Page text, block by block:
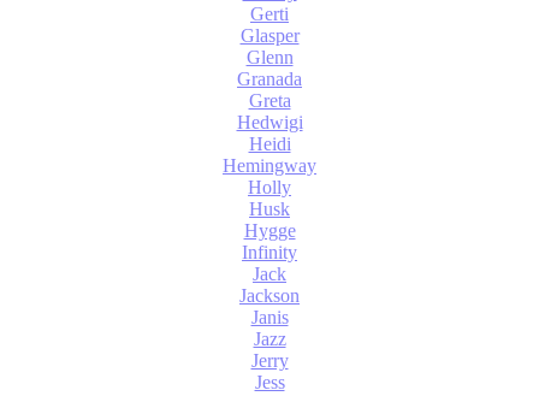
Gerti
Glasper
Glenn
Granada
Greta
Hedwigi
Heidi
Hemingway
Holly
Husk
Hygge
Infinity
Jack
Jackson
Janis
Jazz
Jerry
Jess